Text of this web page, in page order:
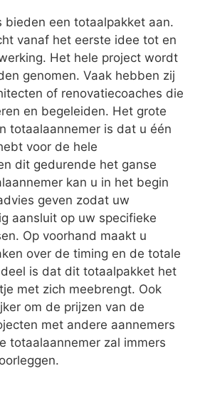
bieden een totaalpakket aan.
vanaf het eerste idee tot en
Het hele project wordt
genomen. Vaak hebben zij
of renovatiecoaches die
en begeleiden. Het grote
totaalaannemer is dat u één
voor de hele
dit gedurende het ganse
kan u in het begin
geven zodat uw
aansluit op uw specifieke
Op voorhand maakt u
over de timing en de totale
is dat dit totaalpakket het
met zich meebrengt. Ook
om de prijzen van de
met andere aannemers
totaalaannemer zal immers